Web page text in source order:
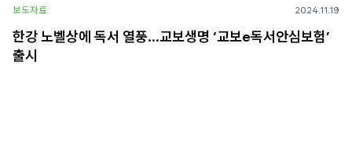
보도자료 2024.11.19
한강 노벨상에 독서 열풍…교보생명 ‘교보e독서안심보험’
출시